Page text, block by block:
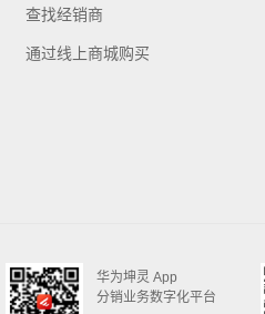
查找经销商
通过线上商城购买
华为坤灵 App
分销业务数字化平台